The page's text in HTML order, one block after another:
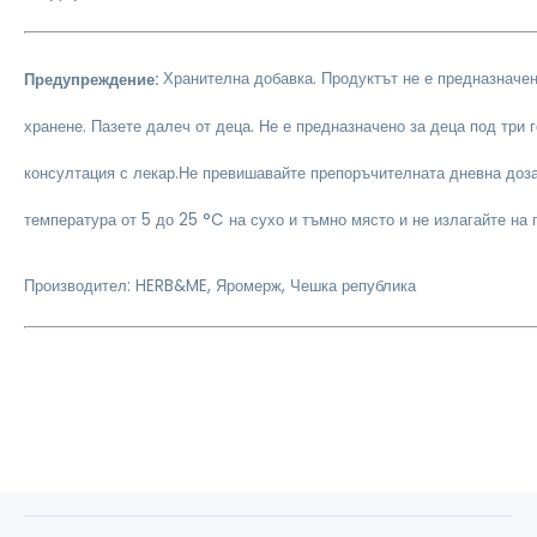
Предупреждение: Хранителна добавка. Продуктът не е
хранене. Пазете далеч от деца. Не е предназначено за деца под три
консултация с лекар.Не превишавайте препоръчителната дневна
температура от 5 до 25 °C на сухо и тъмно място и не излагайте на
Производител: HERB&ME, Яромерж, Чешка република